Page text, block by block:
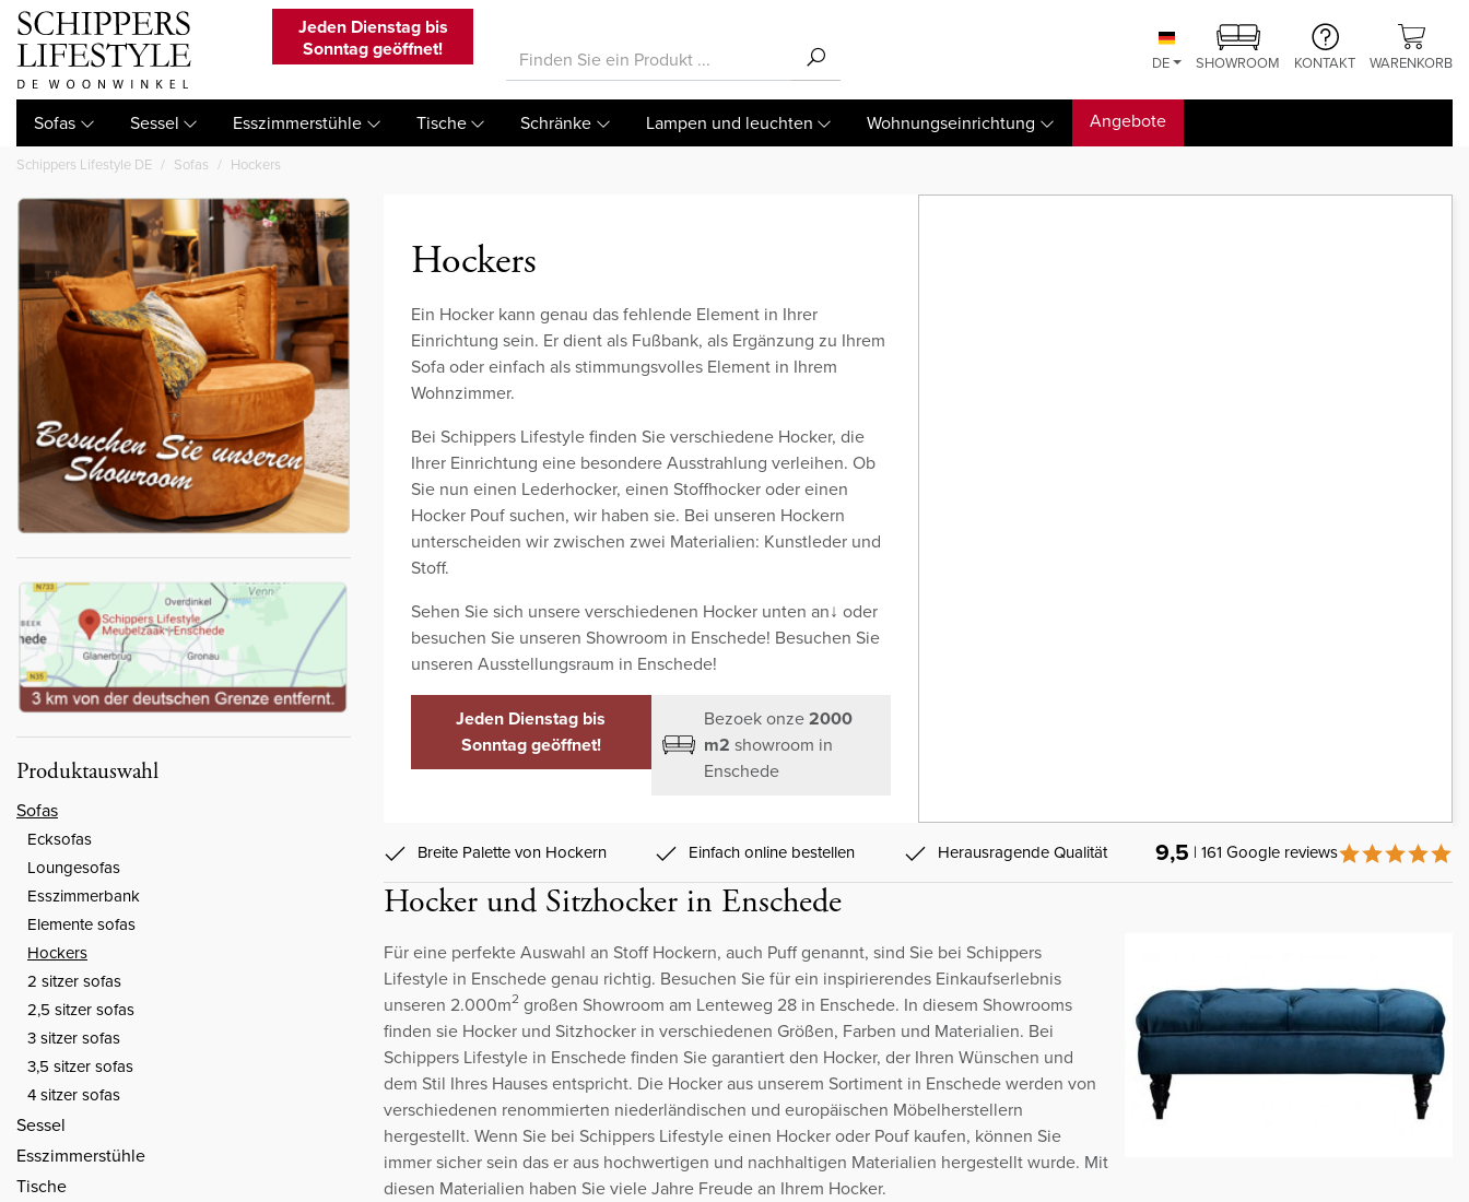
Jeden Dienstag bis
Sonntag geöffnet!
DE SHOWROOM KONTAKT WARENKORB
Sofas Sessel Esszimmerstühle Tische Schränke Lampen und leuchten Wohnungseinrichtung Angebote
Schippers Lifestyle DE Sofas Hockers
Produktauswahl
Sofas
Ecksofas
Loungesofas
Esszimmerbank
Elemente sofas
Hockers
2 sitzer sofas
2,5 sitzer sofas
3 sitzer sofas
3,5 sitzer sofas
4 sitzer sofas
Sessel
Esszimmerstühle
Tische
Hockers
Ein Hocker kann genau das fehlende Element in Ihrer
Einrichtung sein. Er dient als Fußbank, als Ergänzung zu Ihrem
Sofa oder einfach als stimmungsvolles Element in Ihrem
Wohnzimmer.
Bei Schippers Lifestyle finden Sie verschiedene Hocker, die
Ihrer Einrichtung eine besondere Ausstrahlung verleihen. Ob
Sie nun einen Lederhocker, einen Stoffhocker oder einen
Hocker Pouf suchen, wir haben sie. Bei unseren Hockern
unterscheiden wir zwischen zwei Materialien: Kunstleder und
Stoff.
Sehen Sie sich unsere verschiedenen Hocker unten an↓ oder
besuchen Sie unseren Showroom in Enschede! Besuchen Sie
unseren Ausstellungsraum in Enschede!
Jeden Dienstag bis
Sonntag geöffnet!
Bezoek onze2000
m2 showroom in
Enschede
Breite Palette von Hockern Einfach online bestellen Herausragende Qualität 9,5 | 161 Google reviews
Hocker und Sitzhocker in Enschede
Für eine perfekte Auswahl an Stoff Hockern, auch Puff genannt, sind Sie bei Schippers
Lifestyle in Enschede genau richtig. Besuchen Sie für ein inspirierendes Einkaufserlebnis
unseren 2.000m2 großen Showroom am Lenteweg 28 in Enschede. In diesem Showrooms
finden sie Hocker und Sitzhocker in verschiedenen Größen, Farben und Materialien. Bei
Schippers Lifestyle in Enschede finden Sie garantiert den Hocker, der Ihren Wünschen und
dem Stil Ihres Hauses entspricht. Die Hocker aus unserem Sortiment in Enschede werden von
verschiedenen renommierten niederländischen und europäischen Möbelherstellern
hergestellt. Wenn Sie bei Schippers Lifestyle einen Hocker oder Pouf kaufen, können Sie
immer sicher sein das er aus hochwertigen und nachhaltigen Materialien hergestellt wurde. Mit
diesen Materialien haben Sie viele Jahre Freude an Ihrem Hocker.